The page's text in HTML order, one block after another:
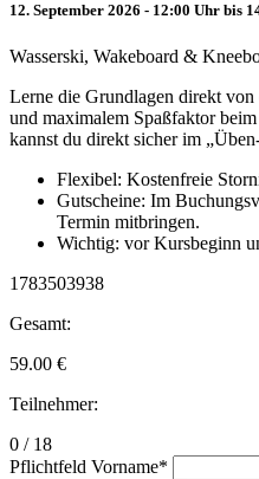
12. September 2026 - 12:00 Uhr bis
Wasserski, Wakeboard &
Lerne die Grundlagen direkt
und maximalem Spaßfaktor
kannst du direkt sicher im
Flexibel: Kostenfreie
Gutscheine: Im
Termin mitbringen.
Wichtig: vor Kursbeginn
1783503938
Gesamt:
59.00 €
Teilnehmer:
0 / 18
Pflichtfeld Vorname*